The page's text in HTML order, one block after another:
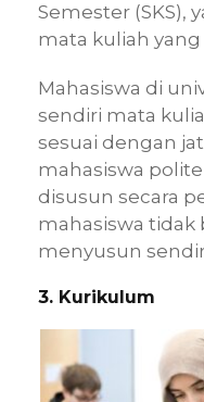
Semester (SKS),
mata kuliah
Mahasiswa di
sendiri mata
sesuai dengan
mahasiswa
disusun secara
mahasiswa tidak
menyusun
3. Kurikulum